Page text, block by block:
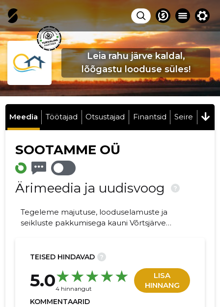
Leia rahu järve kaldal,
lõõgastu looduse süles!
Meedia Töötajad Otsustajad Finantsid Seire
SOOTAMME OÜ
Ärimeedia ja uudisvoog ?
Tegeleme majutuse, looduselamuste ja
seikluste pakkumisega kauni Võrtsjärve
TEISED HINDAVAD ?
5.04 hinnangut
LISA
HINNANG
KOMMENTAARID